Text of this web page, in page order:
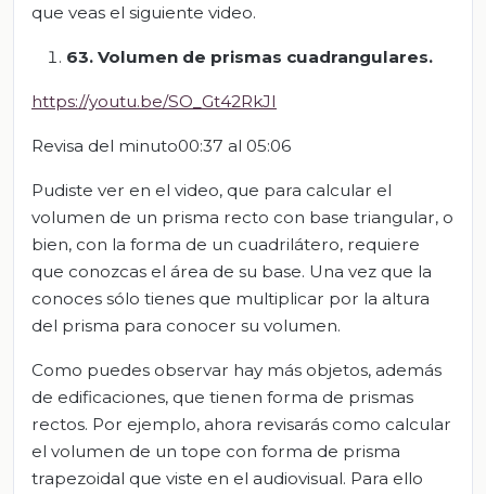
que veas el siguiente video.
63. Volumen de prismas cuadrangulares.
https://youtu.be/SO_Gt42RkJI
Revisa del minuto00:37 al 05:06
Pudiste ver en el video, que para calcular el
volumen de un prisma recto con base triangular, o
bien, con la forma de un cuadrilátero, requiere
que conozcas el área de su base. Una vez que la
conoces sólo tienes que multiplicar por la altura
del prisma para conocer su volumen.
Como puedes observar hay más objetos, además
de edificaciones, que tienen forma de prismas
rectos. Por ejemplo, ahora revisarás como calcular
el volumen de un tope con forma de prisma
trapezoidal que viste en el audiovisual. Para ello